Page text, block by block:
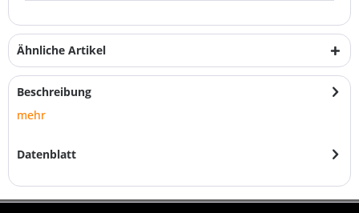
Ähnliche Artikel
Beschreibung
mehr
Datenblatt